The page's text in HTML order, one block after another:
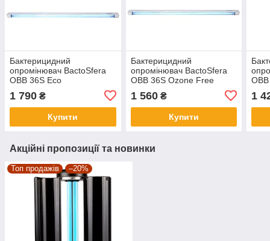
Бактерицидний
опромінювач BactoSfera
OBB 36S Eco
1 790 ₴
Купити
Бактерицидний
опромінювач BactoSfera
OBB 36S Ozone Free
1 560₴
Купити
1
Акційні пропозиції та новинки
Топ продажів –20%